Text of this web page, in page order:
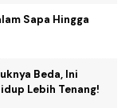
Sapa Hingga
Beda, Ini
Lebih Tenang!